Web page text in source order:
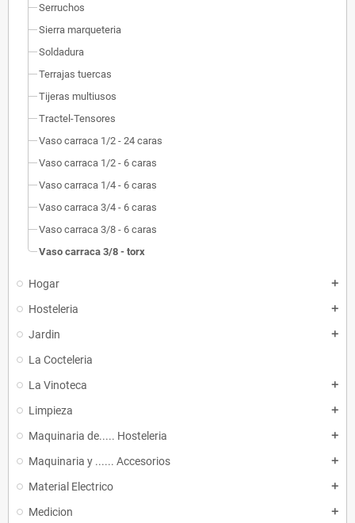
Serruchos
Sierra marqueteria
Soldadura
Terrajas tuercas
Tijeras multiusos
Tractel-Tensores
Vaso carraca 1/2 - 24 caras
Vaso carraca 1/2 - 6 caras
Vaso carraca 1/4 - 6 caras
Vaso carraca 3/4 - 6 caras
Vaso carraca 3/8 - 6 caras
Vaso carraca 3/8 - torx
Hogar add
Hosteleria add
Jardin add
La Cocteleria
La Vinoteca
add
Limpieza add
Maquinaria de..... Hosteleria add
Maquinaria y ...... Accesorios add
Material Electrico add
Medicion add